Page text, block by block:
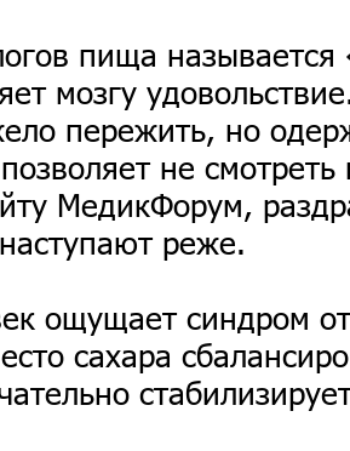
пища называется
мозгу
пережить, но
не
МедикФорум,
реже.
ощущает синдром
сахара